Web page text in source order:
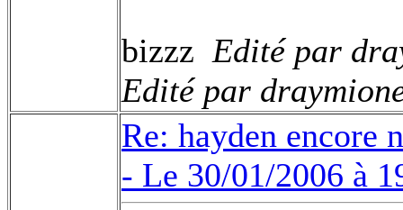
bizzz Edité par
Edité par
Re: hayden encore
- Le 30/01/2006 à